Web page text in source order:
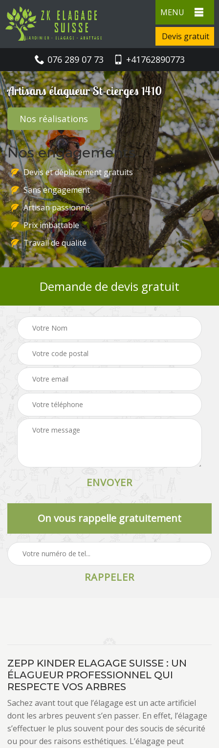
MENU
Devis gratuit
076 289 07 73 +41762890773
Artisans élagueur St-cierges 1410
Nos réalisations
Nos engagements
Devis et déplacement gratuits
Sans engagement
Artisan passionné
Prix imbattable
Travail de qualité
Demande de devis gratuit
On vous rappelle gratuitement
ZEPP KINDER ELAGAGE SUISSE : UN
ÉLAGUEUR PROFESSIONNEL QUI
RESPECTE VOS ARBRES
Sachez avant tout que l’élagage est un acte artificiel
dont les arbres peuvent s’en passer. En effet, l’élagage
s’effectuer le plus souvent pour des soucis de sécurité
ou pour des raisons esthétiques. L’élagage peut